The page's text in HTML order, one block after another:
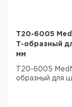
T20-6005
Т-образный
мм
T20-6005
образный для